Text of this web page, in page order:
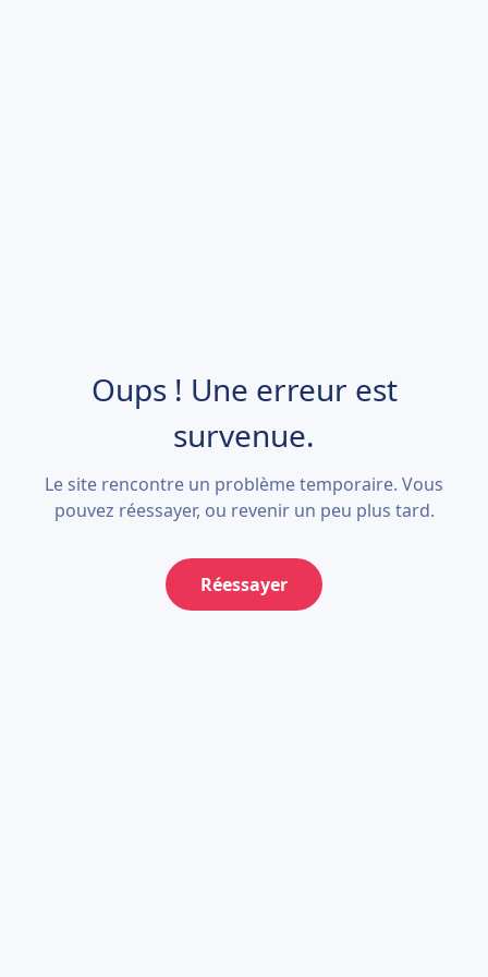
Oups ! Une erreur est
survenue.
Le site rencontre un problème temporaire. Vous
pouvez réessayer, ou revenir un peu plus tard.
Réessayer